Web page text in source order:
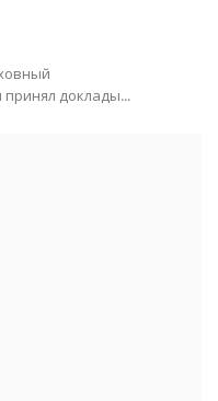
доклады...